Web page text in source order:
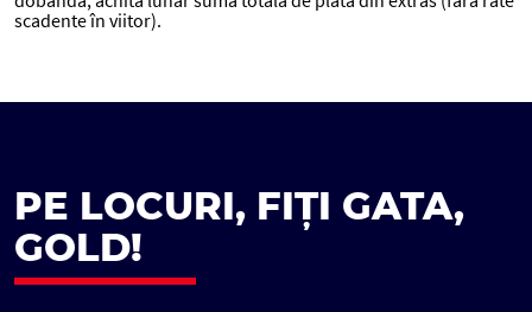
scadente în viitor).
PE LOCURI, FIȚI GATA,
GOLD!